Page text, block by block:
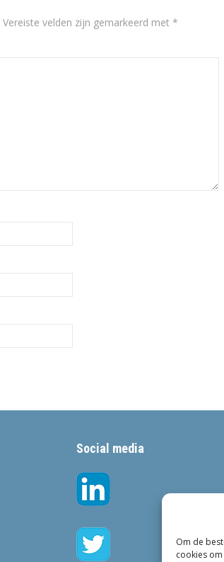
Om de
cookies
Vereiste velden zijn gemarkeerd met *
Social media